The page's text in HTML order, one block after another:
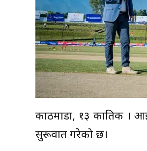
काठमाडौं, १३ कातिक ।
सुरूवात गरेको छ।